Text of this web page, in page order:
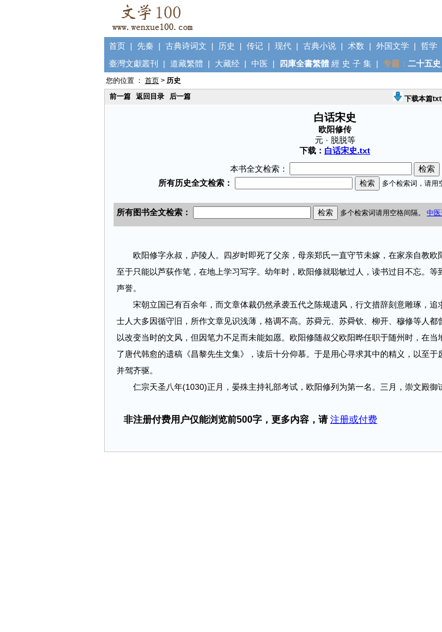
首页 | 先秦 | 古典诗词文 | 历史 | 传记 | 现代 | 古典小说 | 术数 | 外国文学 | 哲学
臺灣文獻叢刊
| 道藏繁體 | 大藏经 | 中医 | 四庫全書繁體 經 史 子 集 | 专题： 二十五史
您的位置 ： 首页 > 历史
前一篇
返回目录 后一篇 下载本篇
白话宋史
欧阳修传
元 · 脱脱等
下载： 白话宋史.txt
本书全文检索：
欧阳修字永叔，庐陵人。四岁时即死了父亲，母亲郑氏一直守节未嫁，在家亲自教欧
至于只能以芦荻作笔，在地上学习写字。幼年时，欧阳修就聪敏过人，读书过目不忘。
声誉。
宋朝立国已有百余年，而文章体裁仍然承袭五代之陈规遗风，行文措辞刻意雕琢，追
士人大多因循守旧，所作文章见识浅薄，格调不高。苏舜元、苏舜钦、柳开、穆修等人都
以改变当时的文风，但因笔力不足而未能如愿。欧阳修随叔父欧阳晔任职于随州时，在
了唐代韩愈的遗稿《昌黎先生文集》，读后十分仰慕。于是用心寻求其中的精义，以至
并驾齐驱。
仁宗天圣八年(1030)正月，晏殊主持礼部考试，欧阳修列为第一名。三月，崇文殿御
非注册付费用户仅能浏览前500字，更多内容，请 注册或付费